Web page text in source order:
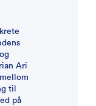
Ari
til
på